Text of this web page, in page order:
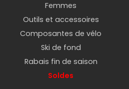
Femmes
Outils et accessoires
Composantes de vélo
Ski de fond
Rabais fin de saison
Soldes